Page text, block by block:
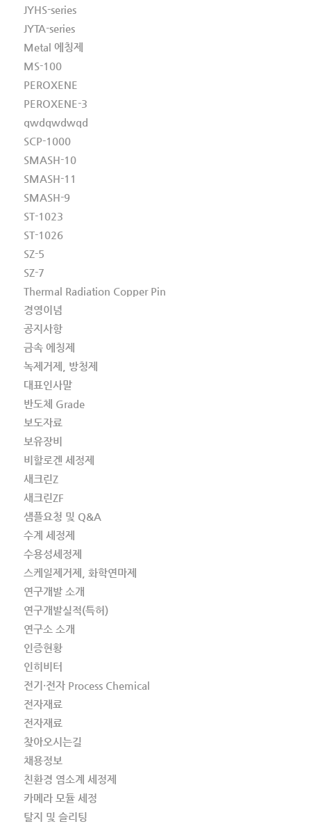
JYHS-series
JYTA-series
Metal 에칭제
MS-100
PEROXENE
PEROXENE-3
qwdqwdwqd
SCP-1000
SMASH-10
SMASH-11
SMASH-9
ST-1023
ST-1026
SZ-5
SZ-7
Thermal Radiation Copper Pin
경영이념
공지사항
금속 에칭제
녹제거제, 방청제
대표인사말
반도체 Grade
보도자료
보유장비
비할로겐 세정제
새크린Z
새크린ZF
샘플요청 및 Q&A
수계 세정제
수용성세정제
스케일제거제, 화학연마제
연구개발 소개
연구개발실적(특허)
연구소 소개
인증현황
인히비터
전기·전자 Process Chemical
전자재료
전자재료
찾아오시는길
채용정보
친환경 염소계 세정제
카메라 모듈 세정
탈지 및 슬리팅